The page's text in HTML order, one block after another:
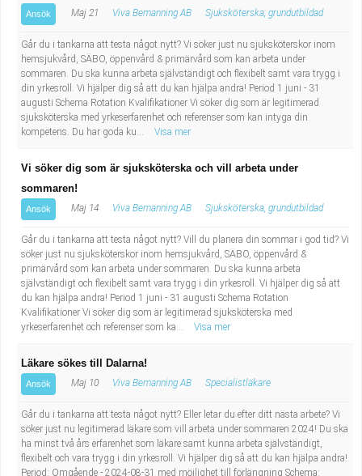
Ansök Maj 21 Viva Bemanning AB Sjuksköterska, grundutbildad
Går du i tankarna att testa något nytt? Vi söker just nu sjuksköterskor inom
hemsjukvård, SÄBO, öppenvård & primärvård som kan arbeta under
sommaren. Du ska kunna arbeta självständigt och flexibelt samt vara trygg i
din yrkesroll. Vi hjälper dig så att du kan hjälpa andra! Period 1 juni - 31
augusti Schema Rotation Kvalifikationer Vi söker dig som är legitimerad
sjuksköterska med yrkeserfarenhet och referenser som kan intyga din
kompetens. Du har goda ku...
Visa mer
Vi söker dig som är sjuksköterska och vill arbeta under
sommaren!
Ansök Maj 14 Viva Bemanning AB Sjuksköterska, grundutbildad
Går du i tankarna att testa något nytt? Vill du planera din sommar i god tid? Vi
söker just nu sjuksköterskor inom hemsjukvård, SÄBO, öppenvård &
primärvård som kan arbeta under sommaren. Du ska kunna arbeta
självständigt och flexibelt samt vara trygg i din yrkesroll. Vi hjälper dig så att
du kan hjälpa andra! Period 1 juni - 31 augusti Schema Rotation
Kvalifikationer Vi söker dig som är legitimerad sjuksköterska med
yrkeserfarenhet och referenser som ka...
Visa mer
Läkare sökes till Dalarna!
Ansök Maj 10 Viva Bemanning AB Specialistläkare
Går du i tankarna att testa något nytt? Eller letar du efter ditt nästa arbete? Vi
söker just nu legitimerad läkare som vill arbeta under sommaren 2024! Du ska
ha minst två års erfarenhet som läkare samt kunna arbeta självständigt,
flexibelt och vara trygg i din yrkesroll. Vi hjälper dig så att du kan hjälpa andra!
Period: Omgående - 2024-08-31 med möjlighet till förlängning Schema: